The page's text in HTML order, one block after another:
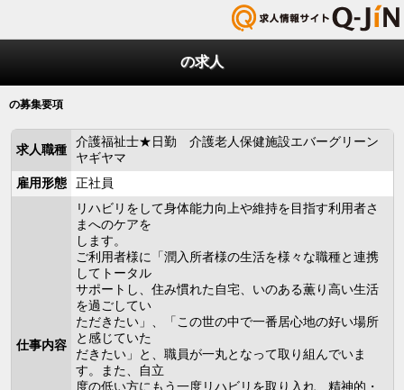
の求人
の募集要項
求人職種
介護福祉士★日勤 介護老人保健施設エバーグリーン
ヤギヤマ
雇用形態
正社員
仕事内容
リハビリをして身体能力向上や維持を目指す利用者さ
まへのケアを
します。
ご利用者様に「潤入所者様の生活を様々な職種と連携
してトータル
サポートし、住み慣れた自宅、いのある薫り高い生活
を過ごしてい
ただきたい」、「この世の中で一番居心地の好い場所
と感じていた
だきたい」と、職員が一丸となって取り組んでいま
す。また、自立
度の低い方にもう一度リハビリを取り入れ、精神的・